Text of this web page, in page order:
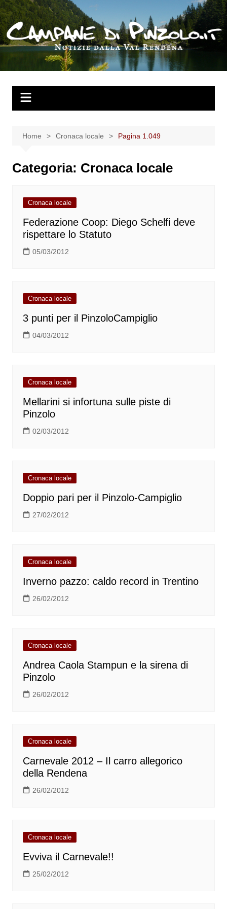
Salta
al
contenuto
Home Cronaca locale Pagina 1.049
Categoria: Cronaca locale
Cronaca locale
Federazione Coop: Diego Schelfi deve
rispettare lo Statuto
05/03/2012
Cronaca locale
3 punti per il PinzoloCampiglio
04/03/2012
Cronaca locale
Mellarini si infortuna sulle piste di
Pinzolo
02/03/2012
Cronaca locale
Doppio pari per il Pinzolo-Campiglio
27/02/2012
Cronaca locale
Inverno pazzo: caldo record in Trentino
26/02/2012
Cronaca locale
Andrea Caola Stampun e la sirena di
Pinzolo
26/02/2012
Cronaca locale
Carnevale 2012 – Il carro allegorico
della Rendena
26/02/2012
Cronaca locale
Evviva il Carnevale!!
25/02/2012